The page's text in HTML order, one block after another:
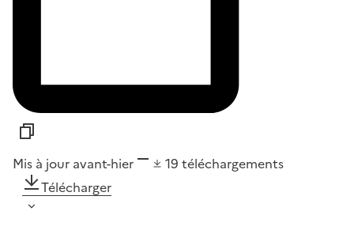
Mis à jour avant-hier 19 téléchargements
Télécharger